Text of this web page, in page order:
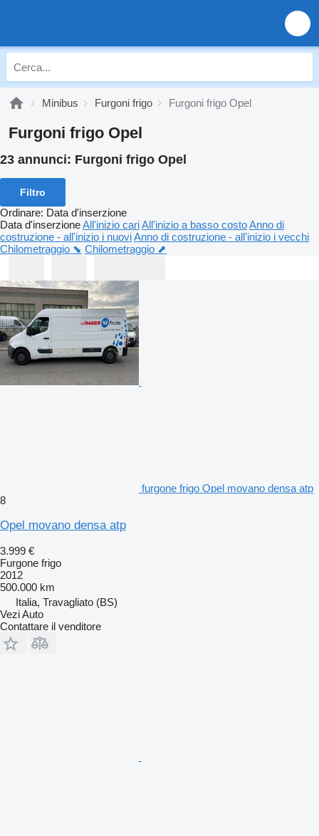
Minibus Furgoni frigo Furgoni frigo Opel
Furgoni frigo Opel
23 annunci: Furgoni frigo Opel
Filtro
Ordinare: Data d'inserzione
Data d'inserzioneAll'inizio cariAll'inizio a basso costoAnno di
costruzione - all'inizio i nuoviAnno di costruzione - all'inizio i vecchi
Chilometraggio ⬊ Chilometraggio ⬈
furgone frigo Opel movano densa atp
8
Opel movano densa atp
3.999 €
Furgone frigo
2012
500.000 km
Italia, Travagliato (BS)
Vezi Auto
Contattare il venditore